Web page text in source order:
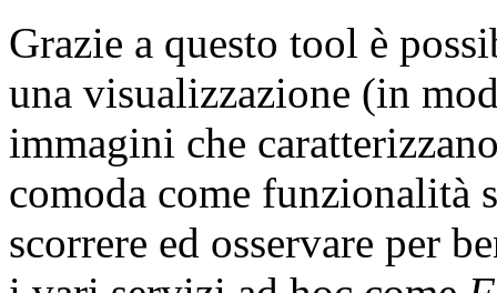
Grazie a questo tool è
una visualizzazione (in
immagini che
comoda come funzionalità
scorrere ed osservare per